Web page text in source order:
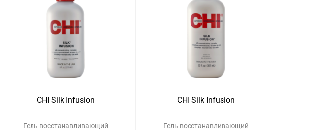
CHI Silk Infusion
Гель восстанавливающий
CHI Silk Infusion
Гель восстанавливающий